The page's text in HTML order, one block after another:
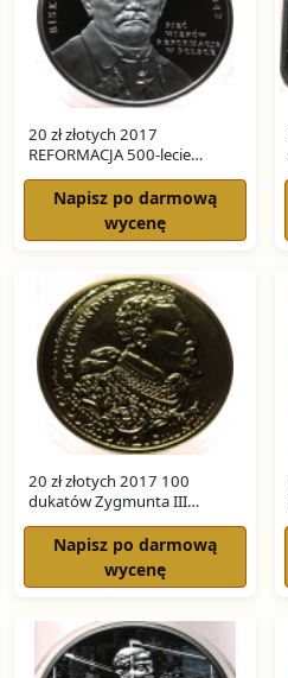
20 zł złotych 2017
REFORMACJA 500-lecie
Reformacji w Polsce SREBRO
Napisz po darmową
wycenę
20 zł złotych 2017 100
dukatów Zygmunta III
Historia Monety Polskiej
SREBRO
Napisz po darmową
wycenę